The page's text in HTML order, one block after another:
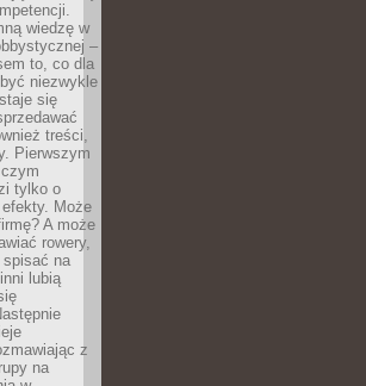
wiedzę w
–
to, co dla
niezwykle
się
treści,
Pierwszym
tylko o
Może
A może
rowery,
spisać na
lubią
z
na